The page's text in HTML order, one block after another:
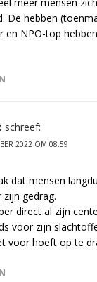
meer mensen
De hebben
en NPO-top
schreef:
2022 OM 08:59
dat mensen
gedrag.
direct al zijn
voor zijn
voor hoeft op te